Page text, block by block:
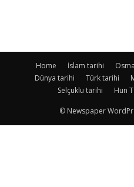
Home İslam tarihi
Dünya tarihi
Türk tarihi
Selçuklu tarihi
Hun
© Newspaper